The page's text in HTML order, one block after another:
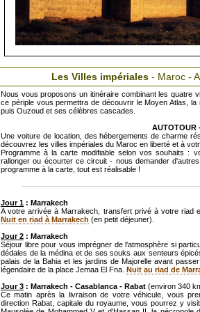
Les Villes impériales- Maroc -
Nous vous proposons un itinéraire combinant les quatre
ce périple vous permettra de découvrir le Moyen Atlas,
puis Ouzoud et ses célèbres cascades.
AUTOTOUR
Une voiture de location, des hébergements de charme
découvrez les villes impériales du Maroc en liberté et à
Programme à la carte modifiable selon vos souhaits :
rallonger ou écourter ce circuit - nous demander
programme à la carte, tout est réalisable !
Jour 1 : Marrakech
A votre arrivée à Marrakech, transfert privé à votre riad
Nuit en riad à Marrakech (en petit déjeuner).
Jour 2 : Marrakech
Séjour libre pour vous imprégner de l'atmosphère si
dédales de la médina et de ses souks aux senteurs
palais de la Bahia et les jardins de Majorelle avant
légendaire de la place Jemaa El Fna. Nuit au riad de
Jour 3 : Marrakech - Casablanca - Rabat (environ 340
Ce matin après la livraison de votre véhicule, vous
direction Rabat, capitale du royaume, vous pourrez y